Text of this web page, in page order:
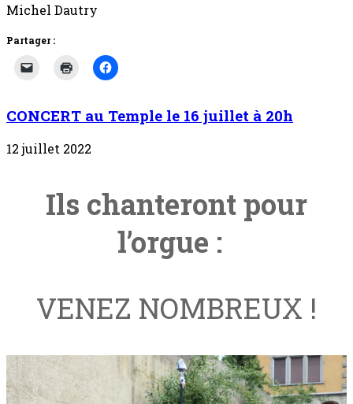
Michel Dautry
Partager :
CONCERT au Temple le 16 juillet à 20h
12 juillet 2022
Ils chanteront pour
l’orgue :
VENEZ NOMBREUX !